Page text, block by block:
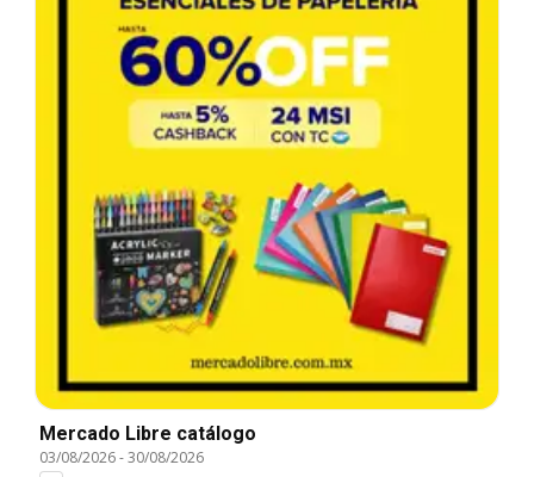
Mercado Libre catálogo
03/08/2026-30/08/2026